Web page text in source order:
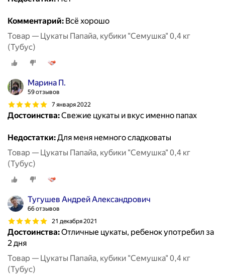
Комментарий: Всё хорошо
Товар — Цукаты Папайа, кубики "Семушка" 0,4 кг
(Тубус)
Марина П.
59 отзывов
7 января 2022
Достоинства:Свежие цукаты и вкус именно папах
Недостатки:Для меня немного сладковаты
Товар — Цукаты Папайа, кубики "Семушка" 0,4 кг
(Тубус)
Тугушев Андрей Александрович
66 отзывов
21 декабря 2021
Достоинства:Отличные цукаты, ребенок употребил за
2 дня
Товар — Цукаты Папайа, кубики "Семушка" 0,4 кг
(Тубус)